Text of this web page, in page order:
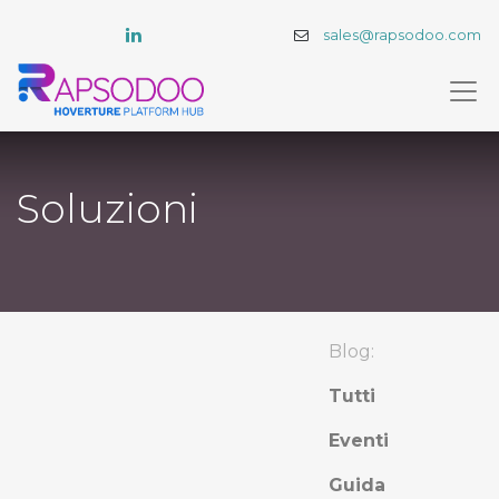
sales@rapsodoo.com
Soluzioni
Blog:
Tutti
Eventi
Guida